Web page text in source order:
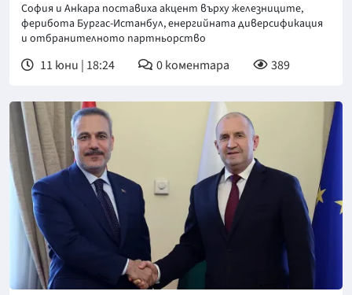
София и Анкара поставиха акцент върху железниците,
ферибота Бургас-Истанбул, енергийната диверсификация
и отбранителното партньорство
11 юни | 18:24 0коментара 389